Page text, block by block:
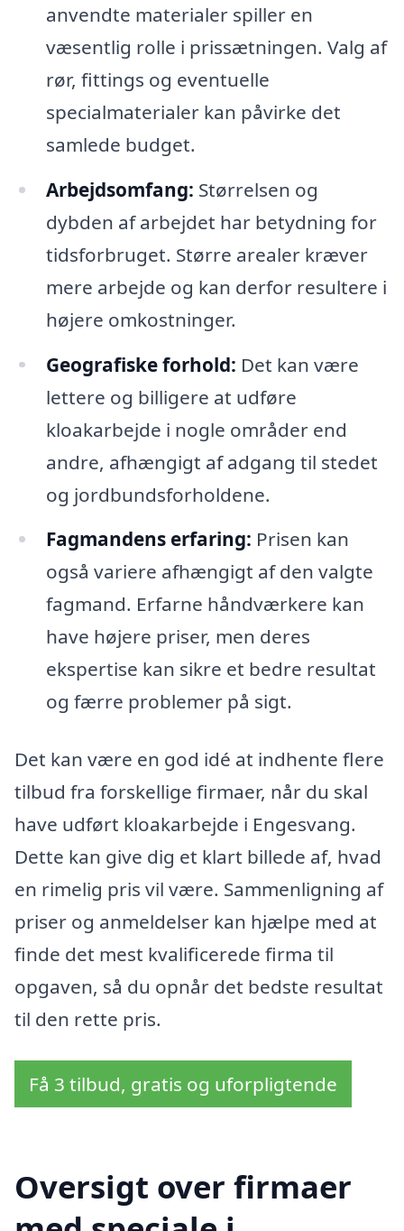
anvendte materialer spiller en
væsentlig rolle i prissætningen. Valg af
rør, fittings og eventuelle
specialmaterialer kan påvirke det
samlede budget.
Arbejdsomfang: Størrelsen og
dybden af arbejdet har betydning for
tidsforbruget. Større arealer kræver
mere arbejde og kan derfor resultere i
højere omkostninger.
Geografiske forhold: Det kan være
lettere og billigere at udføre
kloakarbejde i nogle områder end
andre, afhængigt af adgang til stedet
og jordbundsforholdene.
Fagmandens erfaring: Prisen kan
også variere afhængigt af den valgte
fagmand. Erfarne håndværkere kan
have højere priser, men deres
ekspertise kan sikre et bedre resultat
og færre problemer på sigt.
Det kan være en god idé at indhente flere
tilbud fra forskellige firmaer, når du skal
have udført kloakarbejde i Engesvang.
Dette kan give dig et klart billede af, hvad
en rimelig pris vil være. Sammenligning af
priser og anmeldelser kan hjælpe med at
finde det mest kvalificerede firma til
opgaven, så du opnår det bedste resultat
til den rette pris.
Få 3 tilbud, gratis og uforpligtende
Oversigt over firmaer